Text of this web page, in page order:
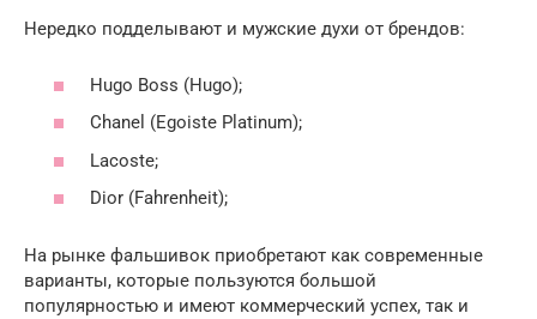
Нередко подделывают и мужские духи от брендов:
Hugo Boss (Hugo);
Chanel (Egoiste Platinum);
Lacoste;
Dior (Fahrenheit);
На рынке фальшивок приобретают как современные
варианты, которые пользуются большой
популярностью и имеют коммерческий успех, так и